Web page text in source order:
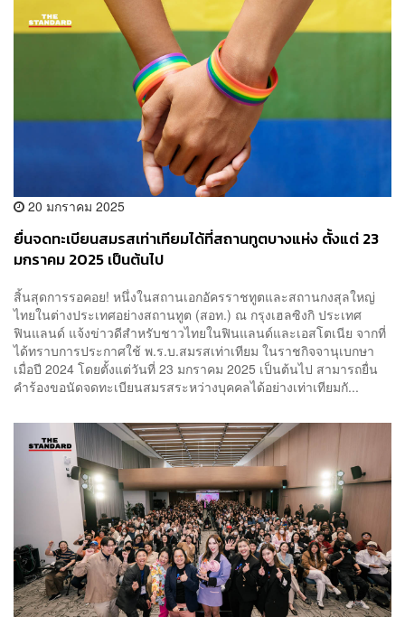
20 มกราคม 2025
ยื่นจดทะเบียนสมรสเท่าเทียมได้ที่สถานทูตบางแห่ง ตั้งแต่ 23
มกราคม 2025 เป็นต้นไป
สิ้นสุดการรอคอย! หนึ่งในสถานเอกอัครราชทูตและสถานกงสุลใหญ่
ไทยในต่างประเทศอย่างสถานทูต (สอท.) ณ กรุงเฮลซิงกิ ประเทศ
ฟินแลนด์ แจ้งข่าวดีสำหรับชาวไทยในฟินแลนด์และเอสโตเนีย จากที่
ได้ทราบการประกาศใช้ พ.ร.บ.สมรสเท่าเทียม ในราชกิจจานุเบกษา
เมื่อปี 2024 โดยตั้งแต่วันที่ 23 มกราคม 2025 เป็นต้นไป สามารถยื่น
คำร้องขอนัดจดทะเบียนสมรสระหว่างบุคคลได้อย่างเท่าเทียมกั...